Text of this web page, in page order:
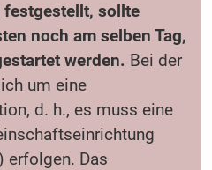
festgestellt, sollte
noch am selben Tag,
werden. Bei der
um eine
d. h., es muss eine
erfolgen. Das